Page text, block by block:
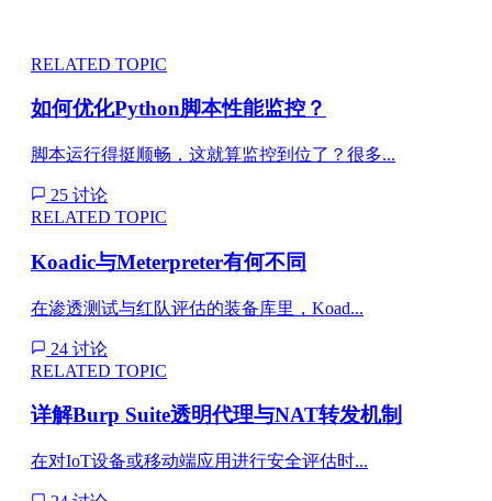
RELATED TOPIC
如何优化Python脚本性能监控？
脚本运行得挺顺畅，这就算监控到位了？很多...
25 讨论
RELATED TOPIC
Koadic与Meterpreter有何不同
在渗透测试与红队评估的装备库里，Koad...
24 讨论
RELATED TOPIC
详解Burp Suite透明代理与NAT转发机制
在对IoT设备或移动端应用进行安全评估时...